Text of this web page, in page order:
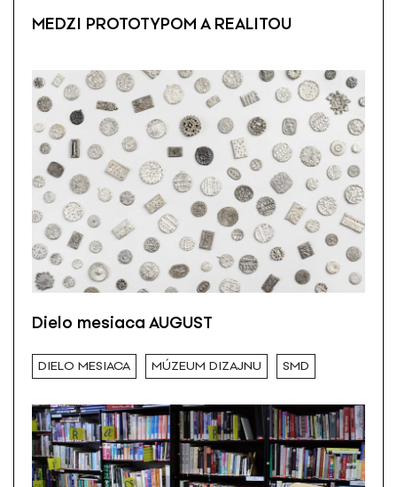
MEDZI PROTOTYPOM A REALITOU
Dielo mesiaca AUGUST
DIELO MESIACA MÚZEUM DIZAJNU SMD